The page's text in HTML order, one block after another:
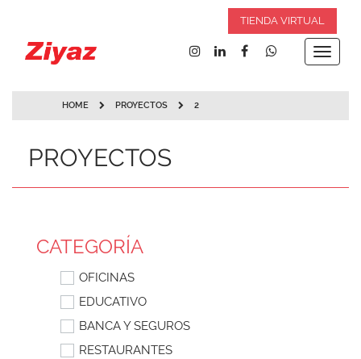
TIENDA VIRTUAL
Toggle
HOME PROYECTOS 2
PROYECTOS
CATEGORÍA
OFICINAS
EDUCATIVO
BANCA Y SEGUROS
RESTAURANTES